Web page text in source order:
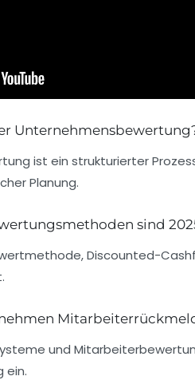
ist ein strukturierter
Planung.
sind
Discounted-
und
ein.